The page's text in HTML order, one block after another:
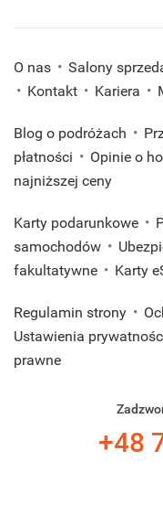
O nas Salony
Kontakt
Kariera
Blog o podróżach
płatności
Opinie o
najniższej ceny
Karty podarunkowe
samochodów
fakultatywne
Karty
Regulamin strony
Ustawienia
prawne
+48